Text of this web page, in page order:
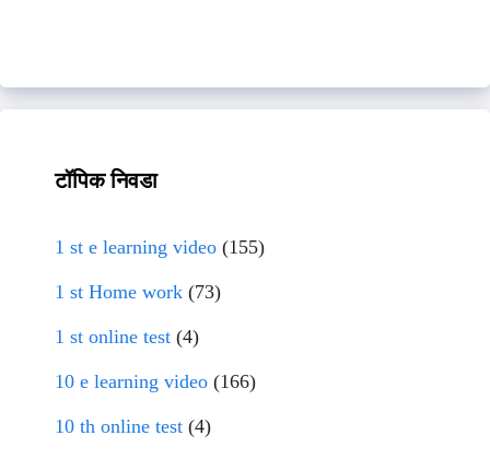
टॉपिक निवडा
1 st e learning video (155)
1 st Home work (73)
1 st online test (4)
10 e learning video (166)
10 th online test (4)